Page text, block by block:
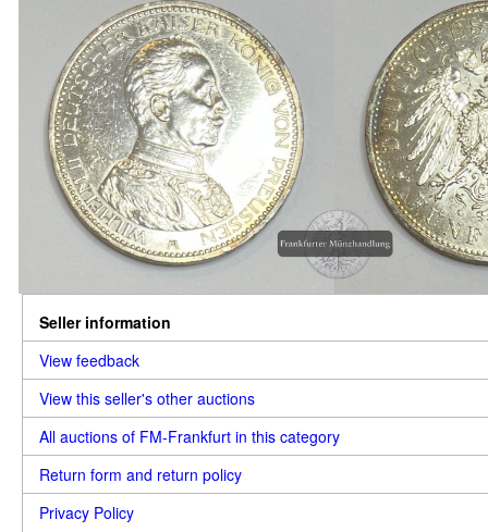
Seller information
View feedback
View this seller's other auctions
All auctions of FM-Frankfurt in this category
Return form and return policy
Privacy Policy